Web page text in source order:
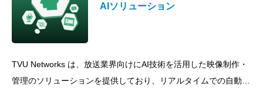
AIソリューション
TVU Networks は、放送業界向けにAI技術を活用した映像制作・
管理のソリューションを提供しており、リアルタイムでの自動